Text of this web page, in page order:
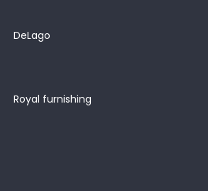
DeLago
Royal furnishing